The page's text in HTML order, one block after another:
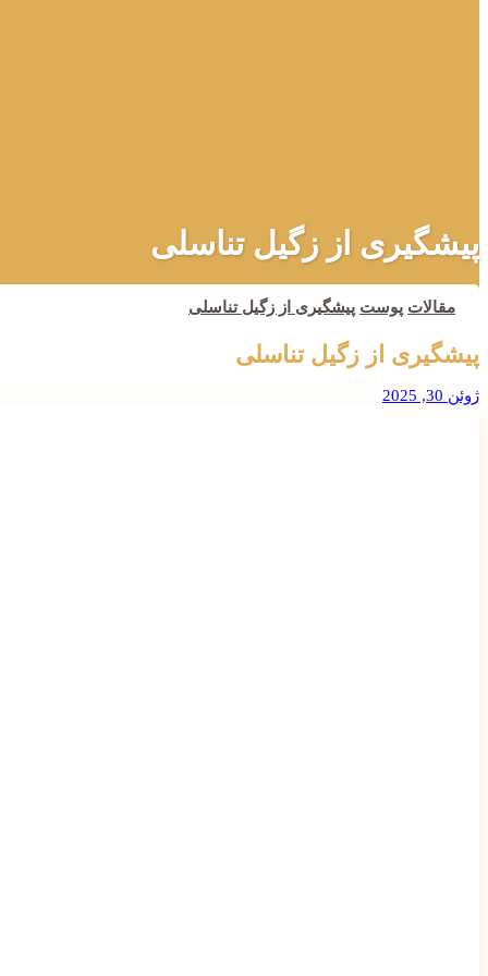
پیشگیری از زگیل تناسلی
مقالات پوست پیشگیری از زگیل تناسلی
پیشگیری از زگیل تناسلی
ژوئن 30, 2025